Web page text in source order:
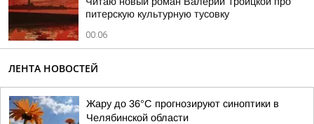
питерскую культурную тусовку
00:06
ЛЕНТА НОВОСТЕЙ
Жару до 36°С прогнозируют синоптики в
Челябинской области